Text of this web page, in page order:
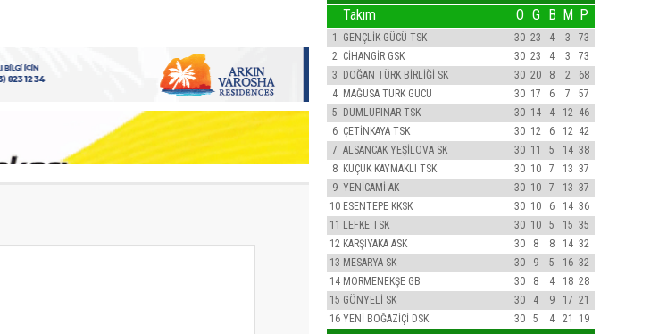
Takım O G B M P
1 GENÇLİK GÜCÜ TSK 30 23 4 3
73
2 CİHANGİR GSK 30 23 4 3
73
3 DOĞAN TÜRK BİRLİĞİ SK 30 20 8 2
68
4 MAĞUSA TÜRK GÜCÜ 30 17 6 7
57
5 DUMLUPINAR TSK 30 14 4 12 46
6 ÇETİNKAYA TSK 30 12 6 12 42
7 ALSANCAK YEŞİLOVA SK 30 11 5 14 38
8 KÜÇÜK KAYMAKLI TSK 30 10 7 13 37
9 YENİCAMİ AK 30 10 7 13 37
10 ESENTEPE KKSK 30 10 6 14 36
11 LEFKE TSK 30 10 5 15 35
12 KARŞIYAKA ASK 30 8 8 14 32
13 MESARYA SK 30 9 5 16 32
14 MORMENEKŞE GB 30 8 4 18 28
15 GÖNYELİ SK 30 4 9 17 21
16 YENİ BOĞAZİÇİ DSK 30 5 4 21 19